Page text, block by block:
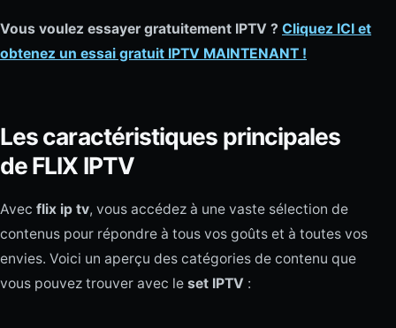
Vous voulez essayer gratuitement IPTV ? Cliquez ICI et
obtenez un essai gratuit IPTV MAINTENANT !
Les caractéristiques principales
de FLIX IPTV
Avec flix ip tv, vous accédez à une vaste sélection de
contenus pour répondre à tous vos goûts et à toutes vos
envies. Voici un aperçu des catégories de contenu que
vous pouvez trouver avec le set IPTV :